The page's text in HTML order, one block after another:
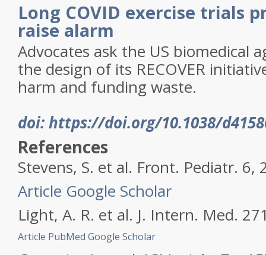
Long COVID exercise trials
raise alarm
Advocates ask the US biomedical
the design of its RECOVER
harm and funding waste.
doi: https://doi.org/10.1038/
References
Stevens, S. et al. Front. Pediatr. 6,
Article Google Scholar
Light, A. R. et al. J. Intern. Med.
Article PubMed Google Scholar